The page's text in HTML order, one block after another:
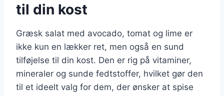
til din kost
Græsk salat med avocado, tomat og lime er
ikke kun en lækker ret, men også en sund
tilføjelse til din kost. Den er rig på vitaminer,
mineraler og sunde fedtstoffer, hvilket gør den
til et ideelt valg for dem, der ønsker at spise